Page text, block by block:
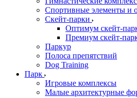
Спортивные элементы и
Скейт-парки
Оптимум скейт-
Премиум скейт-
Паркур
Полоса препятствий
Dog Training
Парк
Игровые комплексы
Малые архитектурные